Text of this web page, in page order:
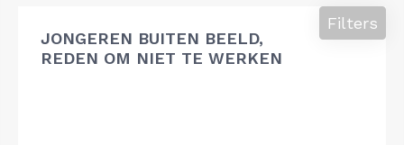
JONGEREN BUITEN BEELD,
REDEN OM NIET TE WERKEN
Filters